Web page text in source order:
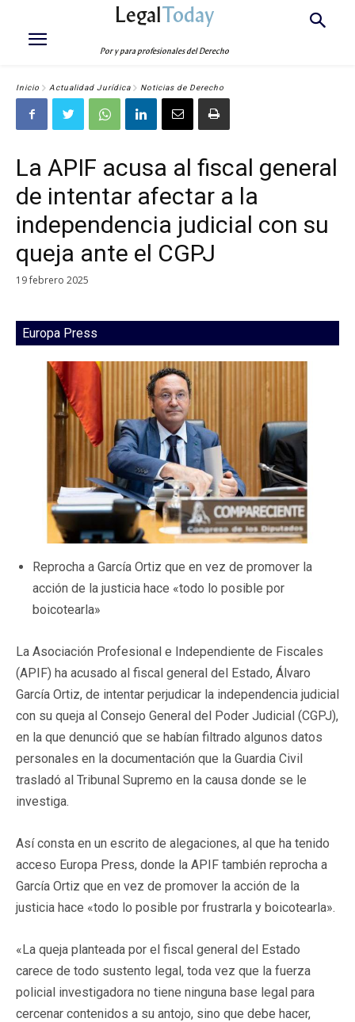
LegalToday
Por y para profesionales del Derecho
Inicio Actualidad Jurídica Noticias de Derecho
La APIF acusa al fiscal general
de intentar afectar a la
independencia judicial con su
queja ante el CGPJ
19 febrero 2025
Europa Press
Reprocha a García Ortiz que en vez de promover la
acción de la justicia hace «todo lo posible por
boicotearla»
La Asociación Profesional e Independiente de Fiscales
(APIF) ha acusado al fiscal general del Estado, Álvaro
García Ortiz, de intentar perjudicar la independencia judicial
con su queja al Consejo General del Poder Judicial (CGPJ),
en la que denunció que se habían filtrado algunos datos
personales en la documentación que la Guardia Civil
trasladó al Tribunal Supremo en la causa donde se le
investiga.
Así consta en un escrito de alegaciones, al que ha tenido
acceso Europa Press, donde la APIF también reprocha a
García Ortiz que en vez de promover la acción de la
justicia hace «todo lo posible por frustrarla y boicotearla».
«La queja planteada por el fiscal general del Estado
carece de todo sustento legal, toda vez que la fuerza
policial investigadora no tiene ninguna base legal para
cercenar contenidos a su antojo, sino que debe hacer,